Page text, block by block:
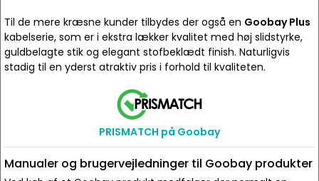
Til de mere kræsne kunder tilbydes der også en Goobay Plus
kabelserie, som er i ekstra lækker kvalitet med høj slidstyrke,
guldbelagte stik og elegant stofbeklædt finish. Naturligvis
stadig til en yderst atraktiv pris i forhold til kvaliteten.
PRISMATCH på Goobay
Manualer og brugervejledninger til Goobay produkter